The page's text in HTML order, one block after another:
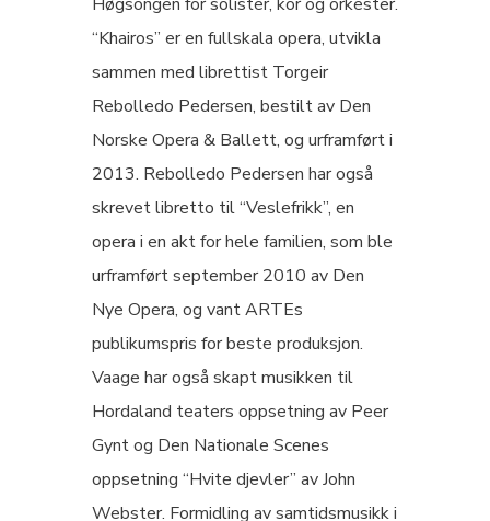
“Khairos” er en fullskala opera, utvikla
sammen med librettist Torgeir
Rebolledo Pedersen, bestilt av Den
Norske Opera & Ballett, og urframført i
2013. Rebolledo Pedersen har også
skrevet libretto til “Veslefrikk”, en
opera i en akt for hele familien, som ble
urframført september 2010 av Den
Nye Opera, og vant ARTEs
publikumspris for beste produksjon.
Vaage har også skapt musikken til
Hordaland teaters oppsetning av Peer
Gynt og Den Nationale Scenes
oppsetning “Hvite djevler” av John
Webster. Formidling av samtidsmusikk i